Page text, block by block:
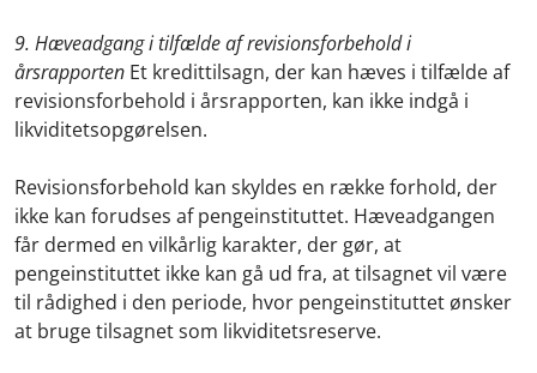
9. Hæveadgang i tilfælde af revisionsforbehold i
årsrapporten Et kredittilsagn, der kan hæves i tilfælde af
revisionsforbehold i årsrapporten, kan ikke indgå i
likviditetsopgørelsen.
Revisionsforbehold kan skyldes en række forhold, der
ikke kan forudses af pengeinstituttet. Hæveadgangen
får dermed en vilkårlig karakter, der gør, at
pengeinstituttet ikke kan gå ud fra, at tilsagnet vil være
til rådighed i den periode, hvor pengeinstituttet ønsker
at bruge tilsagnet som likviditetsreserve.